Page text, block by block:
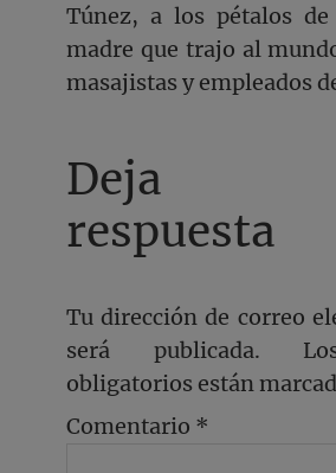
Túnez, a los pétalos
madre que trajo al
masajistas y empleados
Deja
respuesta
Tu dirección de correo
será publicada.
obligatorios están
Comentario *